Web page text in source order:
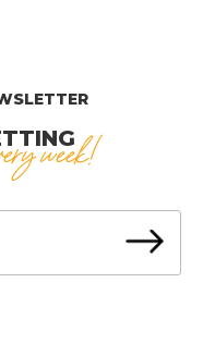
week!